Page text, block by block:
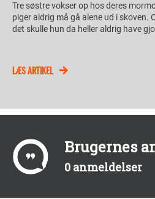
Tre søstre vokser op hos deres
piger aldrig må gå alene ud i skoven.
det skulle hun da heller aldrig have
LÆS ARTIKEL
Brugernes
0 anmeldelser